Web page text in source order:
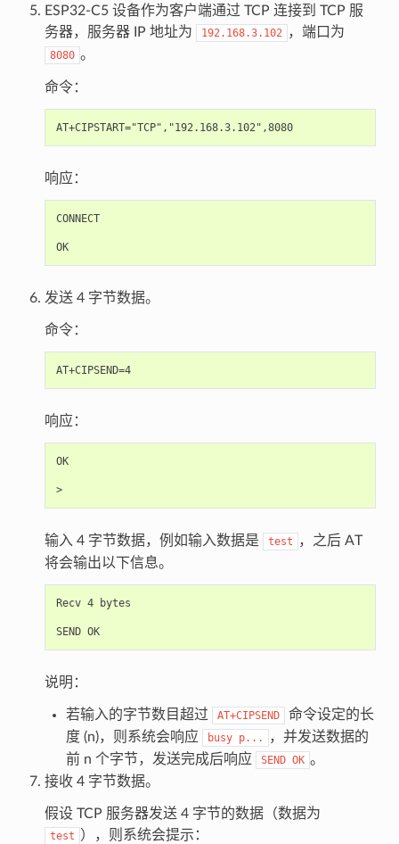
ESP32-C5 设备作为客户端通过 TCP 连接到 TCP 服
务器，服务器 IP 地址为
192.168.3.102 ，端口为
8080 。
命令：
AT+CIPSTART="TCP","192.168.3.102",8080
响应：
CONNECT
OK
发送 4 字节数据。
命令：
AT+CIPSEND=4
响应：
OK
>
输入 4 字节数据，例如输入数据是 test
，之后 AT
将会输出以下信息。
Recv 4 bytes
SEND OK
说明：
若输入的字节数目超过 AT+CIPSEND
命令设定的长
度 (n)，则系统会响应
busy p...
，并发送数据的
前 n 个字节，发送完成后响应
SEND OK 。
接收 4 字节数据。
假设 TCP 服务器发送 4 字节的数据（数据为
test ），则系统会提示：